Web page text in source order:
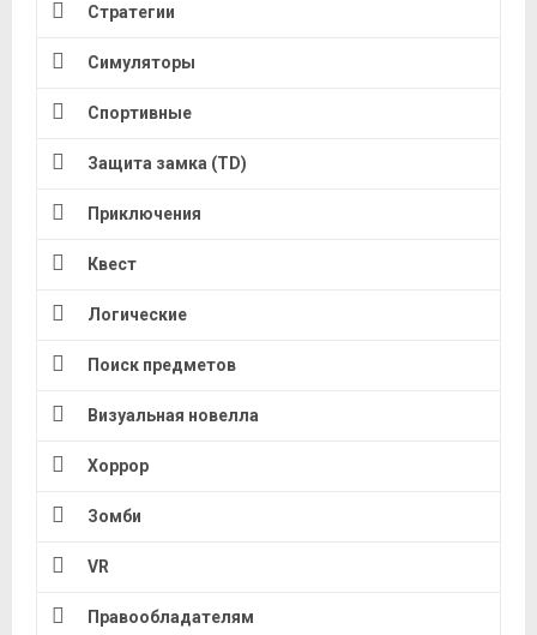
Стратегии
Симуляторы
Спортивные
Защита замка (TD)
Приключения
Квест
Логические
Поиск предметов
Визуальная новелла
Хоррор
Зомби
VR
Правообладателям